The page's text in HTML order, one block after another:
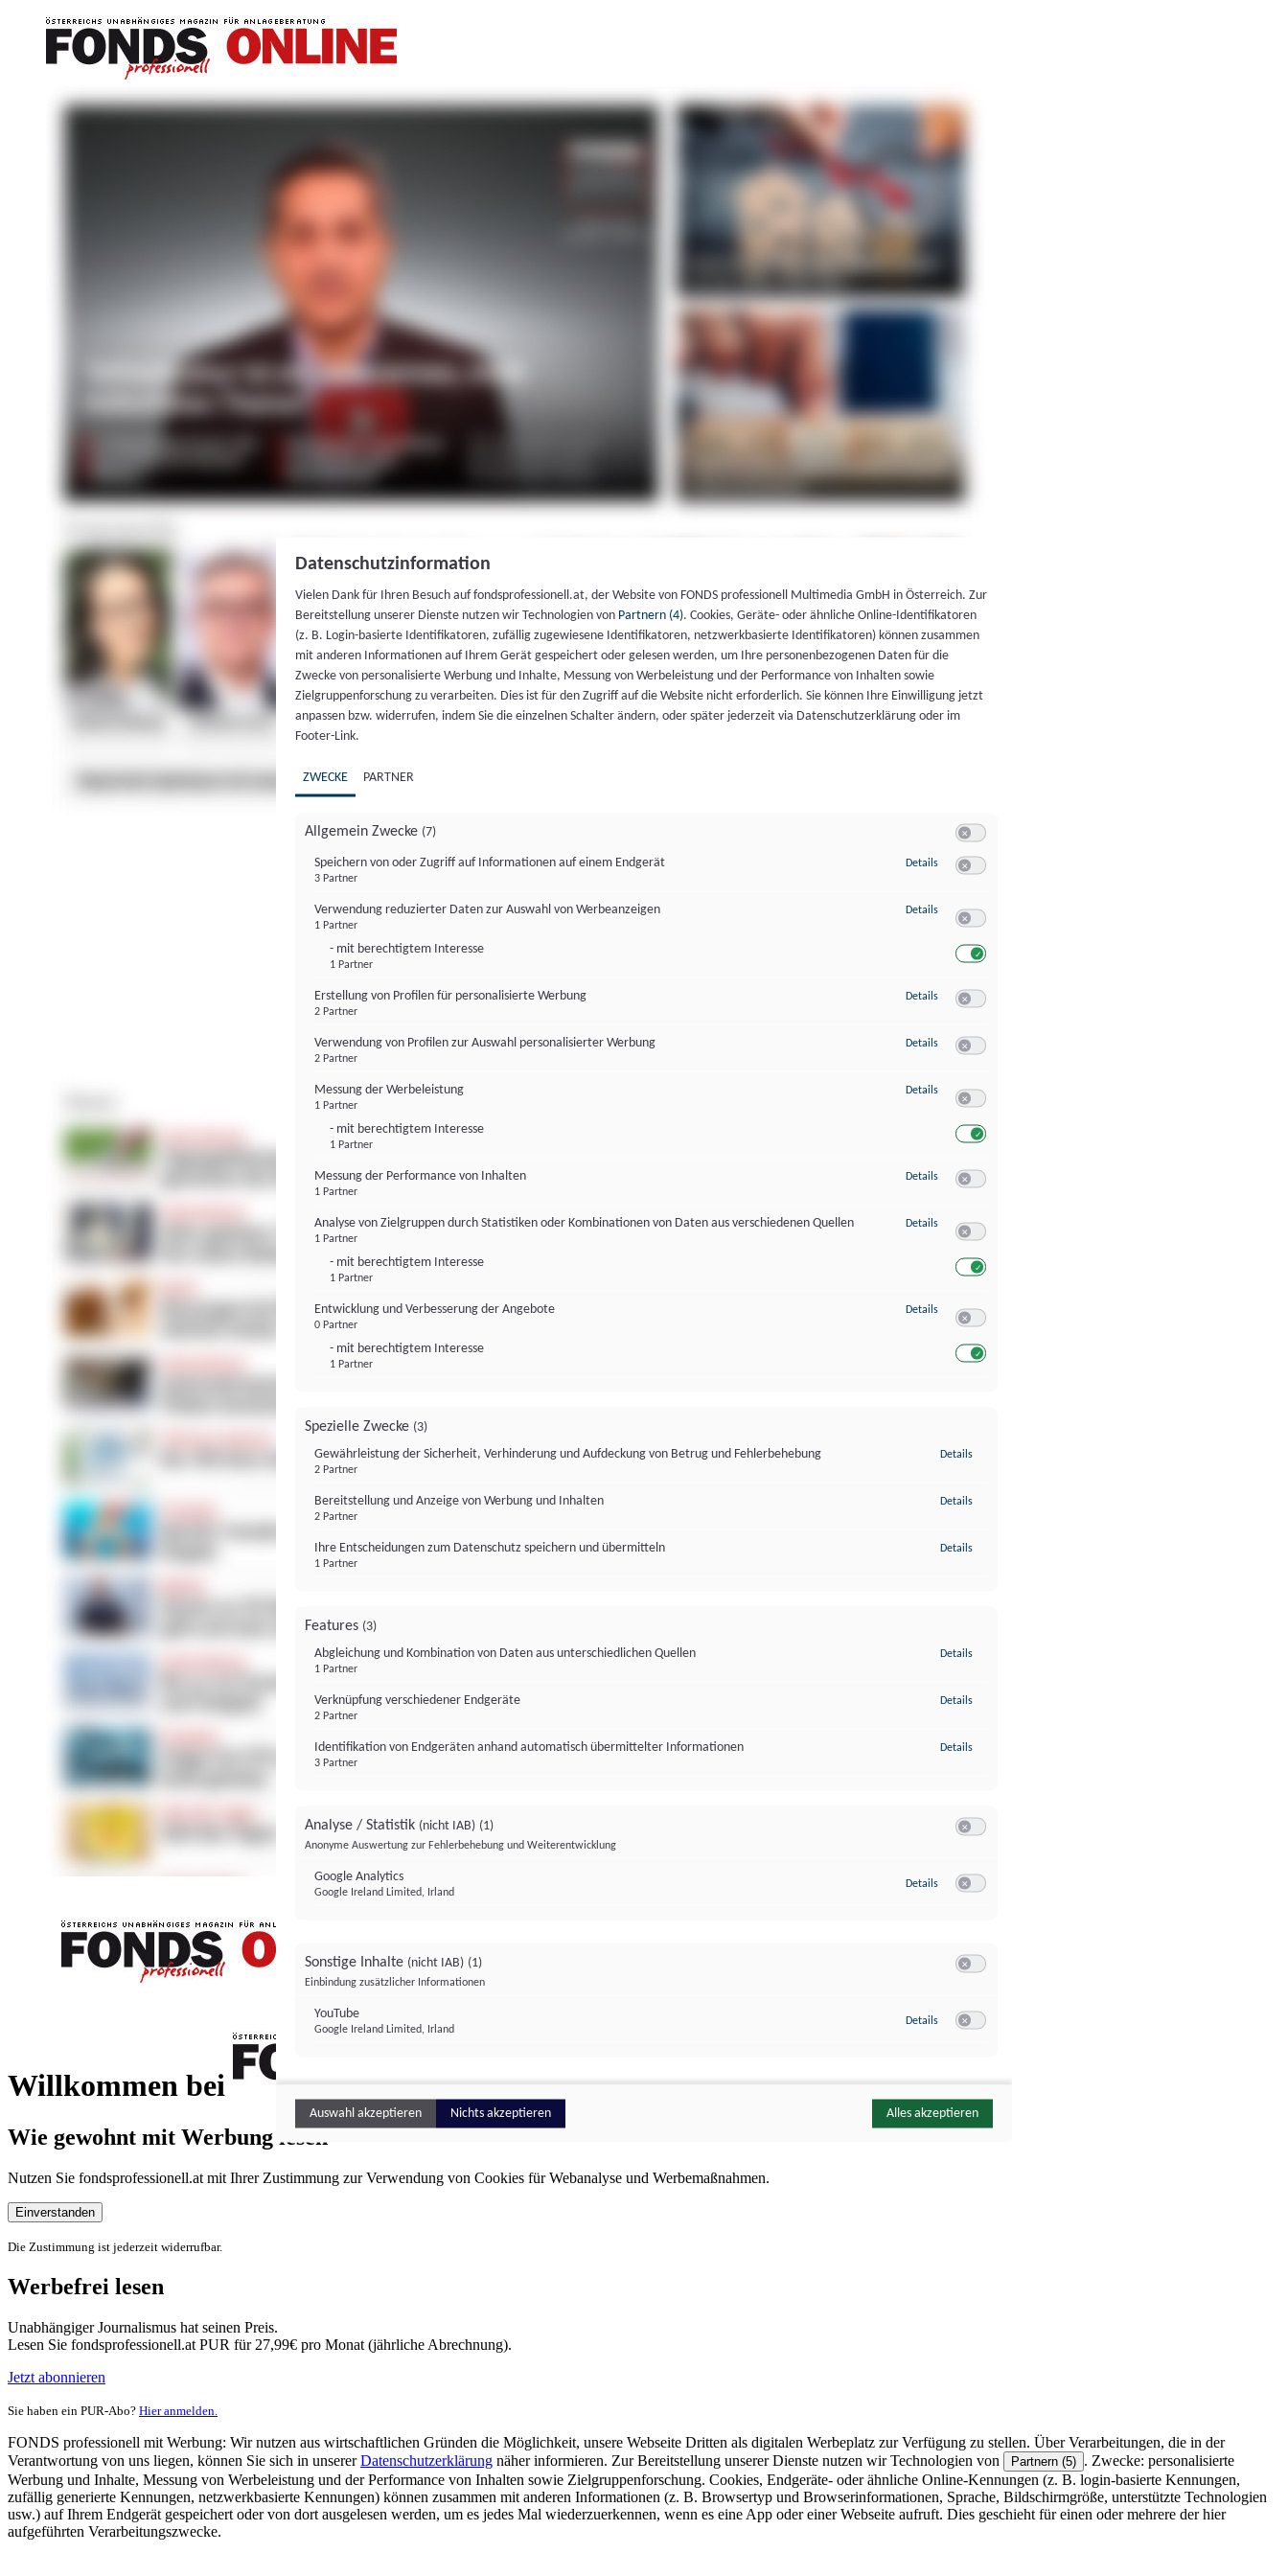
Willkommen bei
FONDS professionell
Wie gewohnt mit Werbung lesen
Nutzen Sie fondsprofessionell.at mit Ihrer Zustimmung zur Verwendung von Cookies für Webanalyse und Werbemaßnahmen.
Einverstanden
Die Zustimmung ist jederzeit widerrufbar.
Werbefrei lesen
Unabhängiger Journalismus hat seinen Preis.
Lesen Sie fondsprofessionell.at PUR für 27,99€ pro Monat (jährliche Abrechnung).
Jetzt abonnieren
Sie haben ein PUR-Abo? Hier anmelden.
FONDS professionell mit Werbung: Wir nutzen aus wirtschaftlichen Gründen die Möglichkeit, unsere Webseite Dritten als digitalen Werbeplatz zur Verfügung zu stellen. Über Verarbeitungen, die in der
Verantwortung von uns liegen, können Sie sich in unsererDatenschutzerklärung näher informieren. Zur Bereitstellung unserer Dienste nutzen wir Technologien von Partnern (5) . Zwecke: personalisierte
Werbung und Inhalte, Messung von Werbeleistung und der Performance von Inhalten sowie Zielgruppenforschung. Cookies, Endgeräte- oder ähnliche Online-Kennungen (z. B. login-basierte Kennungen,
zufällig generierte Kennungen, netzwerkbasierte Kennungen) können zusammen mit anderen Informationen (z. B. Browsertyp und Browserinformationen, Sprache, Bildschirmgröße, unterstützte Technologien
usw.) auf Ihrem Endgerät gespeichert oder von dort ausgelesen werden, um es jedes Mal wiederzuerkennen, wenn es eine App oder einer Webseite aufruft. Dies geschieht für einen oder mehrere der hier
aufgeführten Verarbeitungszwecke.
Datenschutzinformation
Vielen Dank für Ihren Besuch auf fondsprofessionell.at, der Website von FONDS professionell Multimedia GmbH in Österreich. Zur
Bereitstellung unserer Dienste nutzen wir Technologien von Partnern (4). Cookies, Geräte- oder ähnliche Online-Identifikatoren
(z. B. Login-basierte Identifikatoren, zufällig zugewiesene Identifikatoren, netzwerkbasierte Identifikatoren) können zusammen
mit anderen Informationen auf Ihrem Gerät gespeichert oder gelesen werden, um Ihre personenbezogenen Daten für die
Zwecke von personalisierte Werbung und Inhalte, Messung von Werbeleistung und der Performance von Inhalten sowie
Zielgruppenforschung zu verarbeiten. Dies ist für den Zugriff auf die Website nicht erforderlich. Sie können Ihre Einwilligung jetzt
anpassen bzw. widerrufen, indem Sie die einzelnen Schalter ändern, oder später jederzeit via Datenschutzerklärung oder im
Footer-Link.
ZWECKE PARTNER
Allgemein Zwecke (7)
Speichern von oder Zugriff auf Informationen auf einem Endgerät
3 Partner
Details zu Speichern von oder Zugriff auf Informationen auf einem Endgerät
Verwendung reduzierter Daten zur Auswahl von Werbeanzeigen
1 Partner
- mit berechtigtem Interesse
1 Partner
Details zu Verwendung reduzierter Daten zur Auswahl von Werbeanzeigen
Erstellung von Profilen für personalisierte Werbung
2 Partner
Details zu Erstellung von Profilen für personalisierte Werbung
Verwendung von Profilen zur Auswahl personalisierter Werbung
2 Partner
Details zu Verwendung von Profilen zur Auswahl personalisierter Werbung
Messung der Werbeleistung
1 Partner
- mit berechtigtem Interesse
1 Partner
Details zu Messung der Werbeleistung
Messung der Performance von Inhalten
1 Partner
Details zu Messung der Performance von Inhalten
Analyse von Zielgruppen durch Statistiken oder Kombinationen von Daten aus verschiedenen Quellen
1 Partner
- mit berechtigtem Interesse
1 Partner
Details zu Analyse von Zielgruppen durch Statistiken oder Kombinationen von
Entwicklung und Verbesserung der Angebote
0 Partner
- mit berechtigtem Interesse
1 Partner
Details zu Entwicklung und Verbesserung der Angebote
Spezielle Zwecke (3)
Gewährleistung der Sicherheit, Verhinderung und Aufdeckung von Betrug und Fehlerbehebung
2 Partner
Details
Bereitstellung und Anzeige von Werbung und Inhalten
2 Partner
Details
Ihre Entscheidungen zum Datenschutz speichern und übermitteln
1 Partner
Details
Features (3)
Abgleichung und Kombination von Daten aus unterschiedlichen Quellen
1 Partner
Details
Verknüpfung verschiedener Endgeräte
2 Partner
Details
Identifikation von Endgeräten anhand automatisch übermittelter Informationen
3 Partner
Details
Analyse / Statistik (nicht IAB) (1)
Anonyme Auswertung zur Fehlerbehebung und Weiterentwicklung
Google Analytics
Google Ireland Limited, Irland
Details zu Google Analytics
Sonstige Inhalte (nicht IAB) (1)
Einbindung zusätzlicher Informationen
YouTube
Google Ireland Limited, Irland
Details zu YouTube
Auswahl akzeptieren Nichts akzeptieren Alles akzeptieren